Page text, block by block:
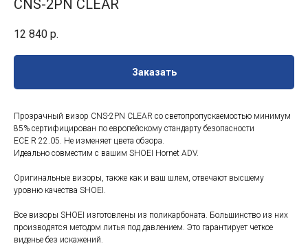
CNS-2PN CLEAR
12 840 р.
Заказать
Прозрачный визор CNS-2PN CLEAR со светопропускаемостью минимум
85% сертифицирован по европейскому стандарту безопасности
ECE R 22.05. Не изменяет цвета обзора.
Идеально совместим с вашим SHOEI Hornet ADV.
Оригинальные визоры, также как и ваш шлем, отвечают высшему
уровню качества SHOEI.
Все визоры SHOEI изготовлены из поликарбоната. Большинство из них
производятся методом литья под давлением. Это гарантирует четкое
виденье без искажений.